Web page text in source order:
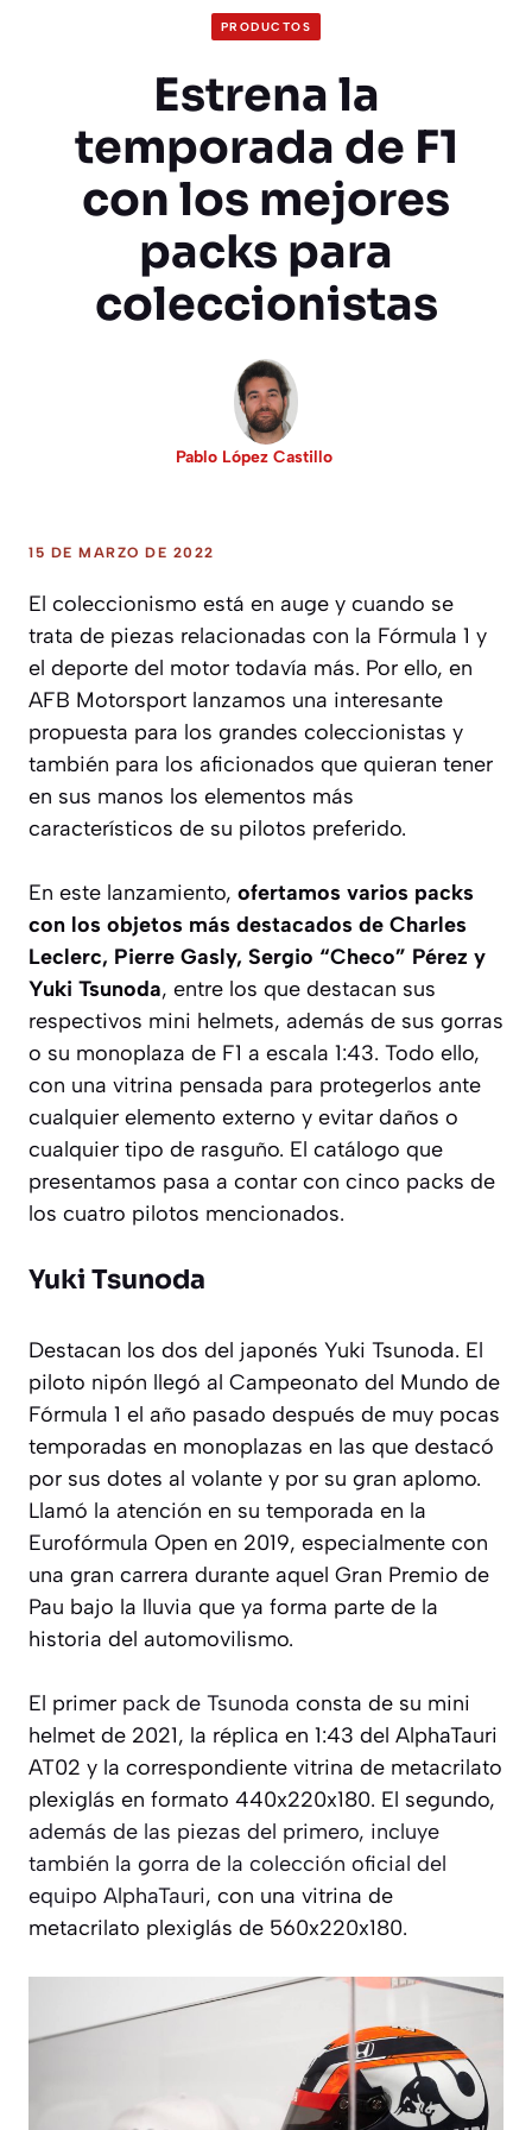
PRODUCTOS
Estrena la
temporada de F1
con los mejores
packs para
coleccionistas
Pablo López Castillo
15 DE MARZO DE 2022
El coleccionismo está en auge y cuando se
trata de piezas relacionadas con la Fórmula 1 y
el deporte del motor todavía más. Por ello, en
AFB Motorsport lanzamos una interesante
propuesta para los grandes coleccionistas y
también para los aficionados que quieran tener
en sus manos los elementos más
característicos de su pilotos preferido.
En este lanzamiento, ofertamos varios packs
con los objetos más destacados de Charles
Leclerc, Pierre Gasly, Sergio “Checo” Pérez y
Yuki Tsunoda, entre los que destacan sus
respectivos mini helmets, además de sus gorras
o su monoplaza de F1 a escala 1:43. Todo ello,
con una vitrina pensada para protegerlos ante
cualquier elemento externo y evitar daños o
cualquier tipo de rasguño. El catálogo que
presentamos pasa a contar con cinco packs de
los cuatro pilotos mencionados.
Yuki Tsunoda
Destacan los dos del japonés Yuki Tsunoda. El
piloto nipón llegó al Campeonato del Mundo de
Fórmula 1 el año pasado después de muy pocas
temporadas en monoplazas en las que destacó
por sus dotes al volante y por su gran aplomo.
Llamó la atención en su temporada en la
Eurofórmula Open en 2019, especialmente con
una gran carrera durante aquel Gran Premio de
Pau bajo la lluvia que ya forma parte de la
historia del automovilismo.
El primer pack de Tsunoda consta de su mini
helmet de 2021, la réplica en 1:43 del AlphaTauri
AT02 y la correspondiente vitrina de metacrilato
plexiglás en formato 440x220x180. El segundo,
además de las piezas del primero, incluye
también la gorra de la colección oficial del
equipo AlphaTauri, con una vitrina de
metacrilato plexiglás de 560x220x180.